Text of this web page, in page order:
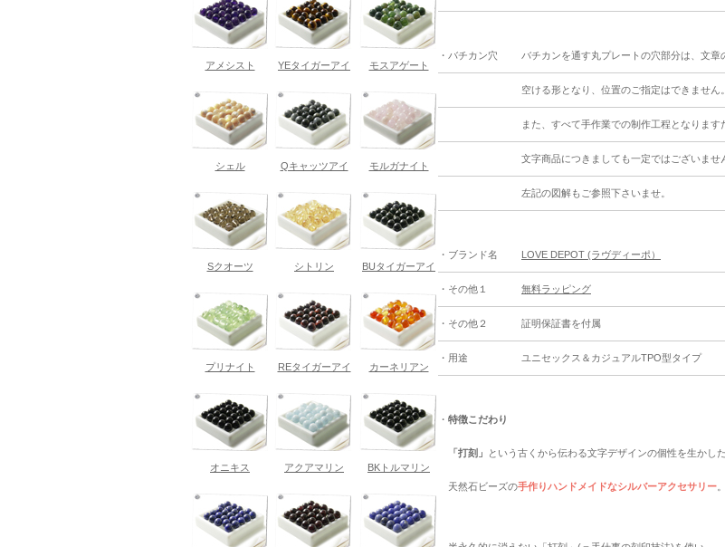
アメシスト YEタイガーアイ モスアゲート
シェル Qキャッツアイ モルガナイト
Sクオーツ シトリン BUタイガーアイ
プリナイト REタイガーアイ カーネリアン
オニキス アクアマリン BKトルマリン
・バチカン穴 バチカンを通す丸プレートの穴部分は、文章
空ける形となり、位置のご指定はできません。
また、すべて手作業での制作工程となります
文字商品につきましても一定ではございませ
左記の図解もご参照下さいませ。
・ブランド名 LOVE DEPOT (ラヴディーポ）
・その他１ 無料ラッピング
・その他２ 証明保証書を付属
・用途 ユニセックス＆カジュアルTPO型タイプ
・ 特徴こだわり
「打刻」 という古くから伝わる文字デザインの個性を生かした
天然石ビーズの手作りハンドメイドなシルバーアクセサリー